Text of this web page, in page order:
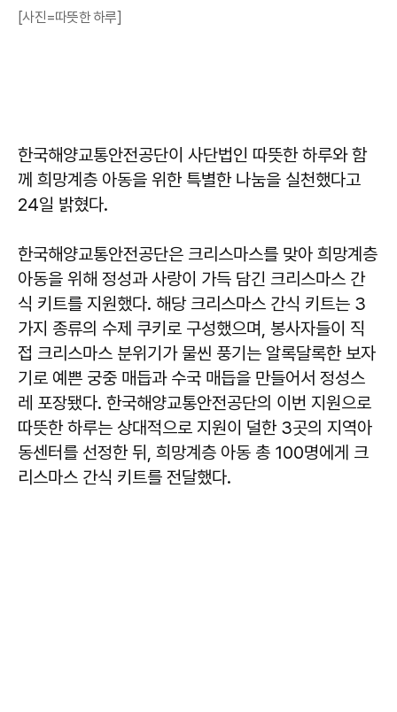
[사진=따뜻한 하루]
한국해양교통안전공단이 사단법인 따뜻한 하루와 함
께 희망계층 아동을 위한 특별한 나눔을 실천했다고
24일 밝혔다.
한국해양교통안전공단은 크리스마스를 맞아 희망계층
아동을 위해 정성과 사랑이 가득 담긴 크리스마스 간
식 키트를 지원했다. 해당 크리스마스 간식 키트는 3
가지 종류의 수제 쿠키로 구성했으며, 봉사자들이 직
접 크리스마스 분위기가 물씬 풍기는 알록달록한 보자
기로 예쁜 궁중 매듭과 수국 매듭을 만들어서 정성스
레 포장됐다. 한국해양교통안전공단의 이번 지원으로
따뜻한 하루는 상대적으로 지원이 덜한 3곳의 지역아
동센터를 선정한 뒤, 희망계층 아동 총 100명에게 크
리스마스 간식 키트를 전달했다.